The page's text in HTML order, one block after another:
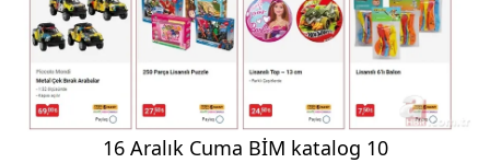
16 Aralık Cuma BİM katalog 10